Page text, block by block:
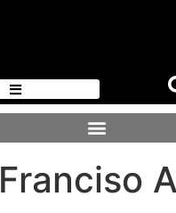
Franciso